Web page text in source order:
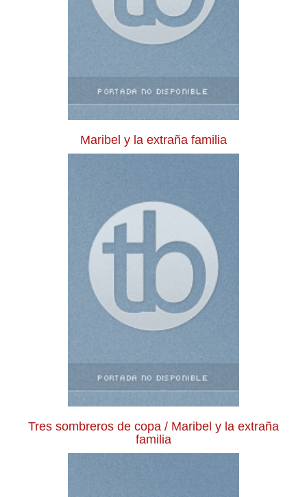
Maribel y la extraña familia
Tres sombreros de copa / Maribel y la extraña
familia